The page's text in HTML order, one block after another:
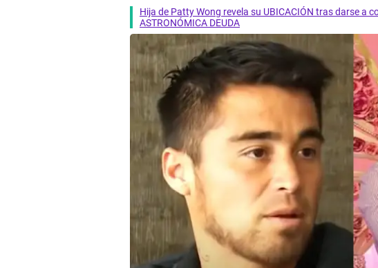
Hija de Patty Wong revela su UBICACIÓN tras darse a
ASTRONÓMICA DEUDA